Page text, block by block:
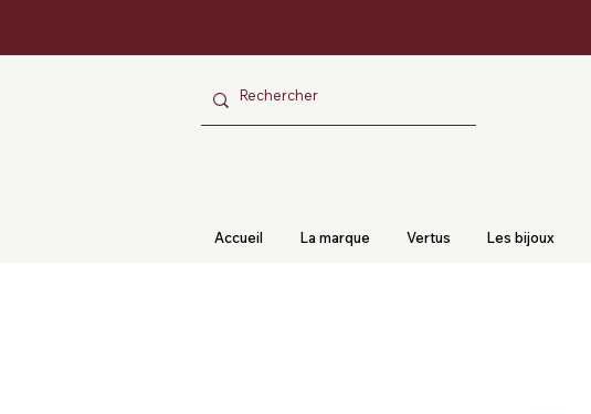
Accueil La marque Vertus Les bijoux